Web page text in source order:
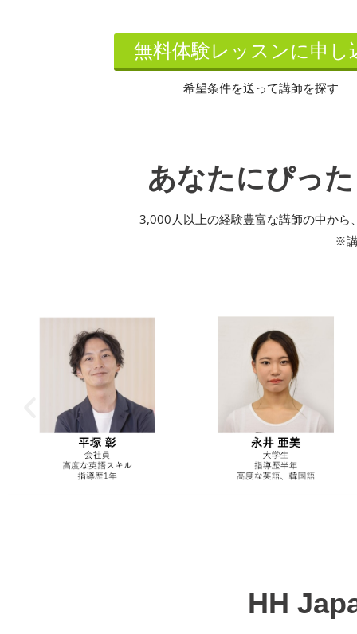
無料体験レッスンに申し
希望条件を送って講師を探す
あなたにぴっ
3,000人以上の経験豊富な講師の中から
※
HH